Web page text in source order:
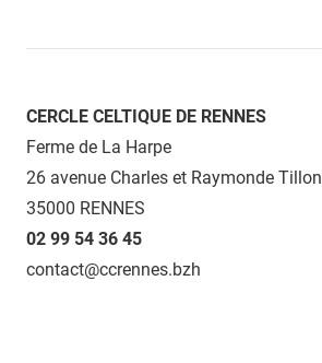
CERCLE CELTIQUE DE RENNES
Ferme de La Harpe
26 avenue Charles et Raymonde Tillon
35000 RENNES
02 99 54 36 45
contact@ccrennes.bzh